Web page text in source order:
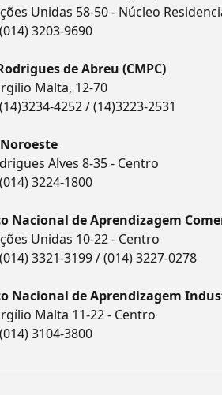
Unidas 58-50 - Núcleo
(014) 3203-9690
de Abreu (CMPC)
Malta, 12-70
(14)3234-4252/(14)3223-2531
Alves 8-35 - Centro
(014) 3224-1800
Nacional de Aprendizagem
Unidas 10-22 - Centro
(014) 3321-3199/(014) 3227-0278
Nacional de Aprendizagem
Malta 11-22 - Centro
(014) 3104-3800